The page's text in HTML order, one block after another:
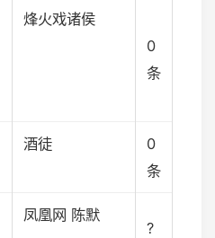
烽火戏诸侯
0
条
酒徒
0
条
凤凰网 陈默
?